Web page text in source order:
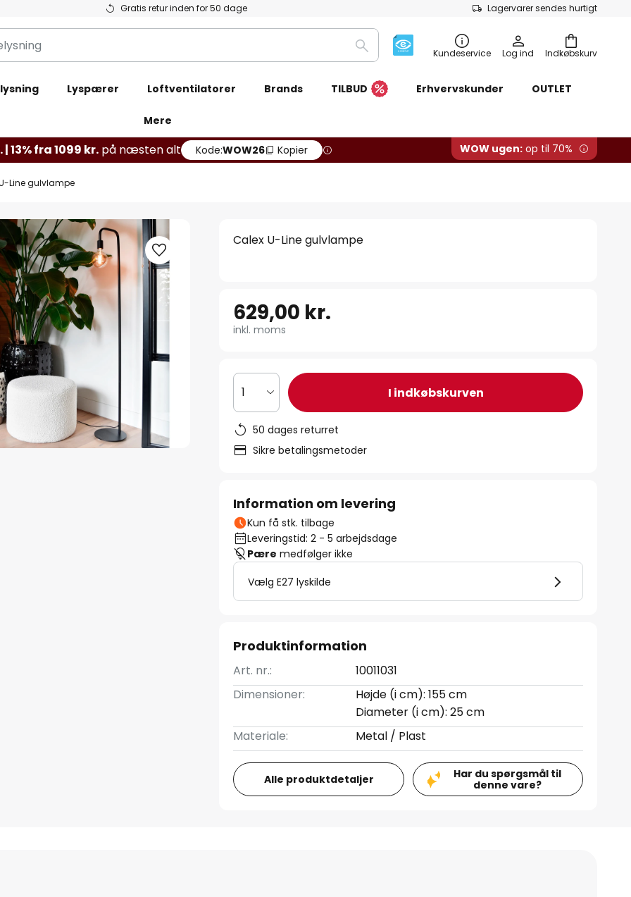
Gratis retur inden for 50 dage Lagervarer sendes hurtigt
Indkøbskurv
Søg Kundeservice Log ind
Lyspærer Loftventilatorer Brands TILBUD Erhvervskunder OUTLET
Mere
13% fra 1099 kr. på næsten alt Kode:WOW26 Kopier WOW ugen: op til 70%
Line gulvlampe
Calex U-Line gulvlampe
629,00 kr.
inkl. moms
1 I indkøbskurven
50 dages returret
Sikre betalingsmetoder
Information om levering
Kun få stk. tilbage
Leveringstid: 2 - 5 arbejdsdage
Pære medfølger ikke
Vælg E27 lyskilde
Produktinformation
Art. nr.:
10011031
Dimensioner:
Højde (i cm): 155 cm
Diameter (i cm): 25 cm
Materiale:
Metal / Plast
Alle produktdetaljer
Har du spørgsmål til
denne vare?